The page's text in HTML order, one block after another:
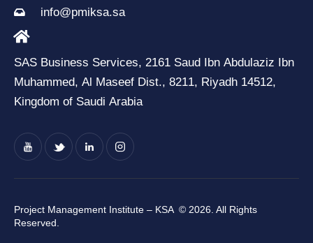
info@pmiksa.sa
SAS Business Services, 2161 Saud Ibn Abdulaziz Ibn
Muhammed, Al Maseef Dist., 8211, Riyadh 14512,
Kingdom of Saudi Arabia
Project Management Institute – KSA © 2026. All Rights
Reserved.